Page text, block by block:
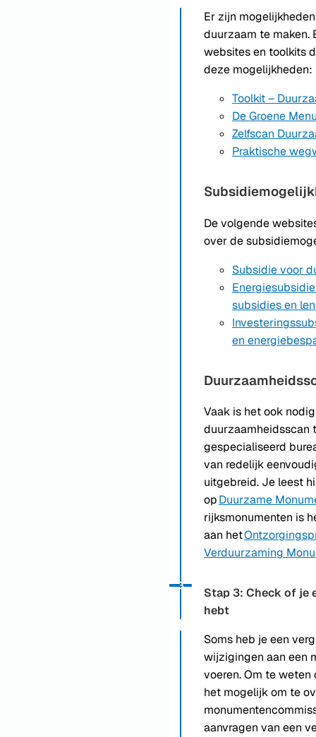
Er zijn
duurzaam te maken.
websites en toolkits
deze mogelijkheden:
Toolkit –
De Groene
Zelfscan
Praktische
De volgende
over de
Subsidie voor
subsidies en
en
Vaak is het ook
duurzaamheidsscan
gespecialiseerd
van redelijk
uitgebreid. Je leest
opDuurzame
rijksmonumenten is
aan het
Verduurzaming
Stap 3: Check of je
hebt
Status: Actief
Opvolgingsnummer:
3
Soms heb je een
wijzigingen aan een
voeren. Om te
het mogelijk om te
aanvragen van een